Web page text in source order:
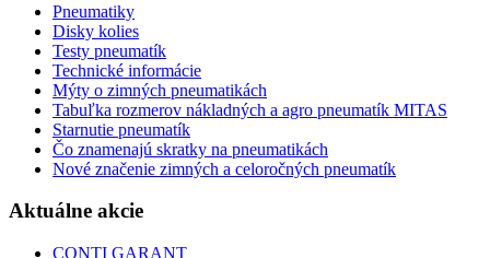
Pneumatiky
Disky kolies
Testy pneumatík
Technické informácie
Mýty o zimných pneumatikách
Tabuľka rozmerov nákladných a agro pneumatík MITAS
Starnutie pneumatík
Čo znamenajú skratky na pneumatikách
Nové značenie zimných a celoročných pneumatík
Aktuálne akcie
CONTI GARANT